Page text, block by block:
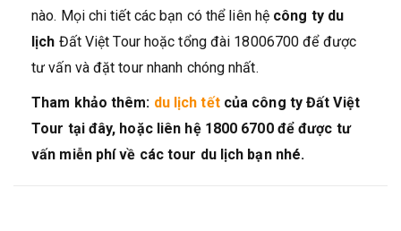
nào. Mọi chi tiết các bạn có thể liên hệ công ty du
lịch Đất Việt Tour hoặc tổng đài 18006700 để được
tư vấn và đặt tour nhanh chóng nhất.
Tham khảo thêm: du lịch tếtcủa công ty Đất Việt
Tour tại đây, hoặc liên hệ 1800 6700 để được tư
vấn miễn phí về các tour du lịch bạn nhé.